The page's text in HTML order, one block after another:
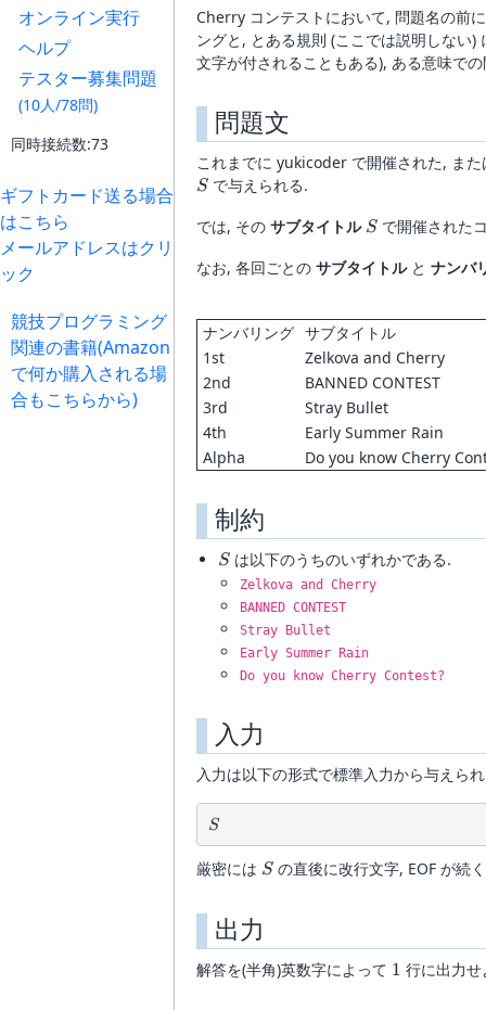
オンライン実行
ヘルプ
テスター募集問題
(10人/78問)
同時接続数:73
ギフトカード送る場合
はこちら
メールアドレスはクリ
ック
競技プログラミング
関連の書籍(Amazon
で何か購入される場
合もこちらから)
Cherry コンテストにおいて, 問題名の前
ングと, とある規則 (ここでは説明しない)
文字が付されることもある), ある意味で
問題文
これまでに yukicoder で開催された, ま
Sで与えられる.
では, その サブタイトル S
Sで開催された
なお, 各回ごとの サブタイトルと ナンバ
ナンバリング サブタイトル
1st
Zelkova and Cherry
2nd
BANNED CONTEST
3rd
Stray Bullet
4th
Early Summer Rain
Alpha
Do you know Cherry
制約
S
Sは以下のうちのいずれかである.
Zelkova and Cherry
BANNED CONTEST
Stray Bullet
Early Summer Rain
Do you know Cherry Contest?
入力
入力は以下の形式で標準入力から与えら
S
S
厳密には S
Sの直後に改行文字, EOF が続
出力
解答を(半角)英数字によって 1
1 行に出力